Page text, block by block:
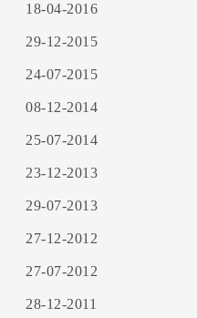
18-04-2016
29-12-2015
24-07-2015
08-12-2014
25-07-2014
23-12-2013
29-07-2013
27-12-2012
27-07-2012
28-12-2011